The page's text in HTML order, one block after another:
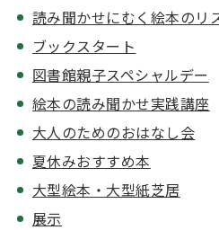
読み聞かせにむく絵本のリ
ブックスタート
図書館親子スペシャルデー
絵本の読み聞かせ実践講座
大人のためのおはなし会
夏休みおすすめ本
大型絵本・大型紙芝居
展示